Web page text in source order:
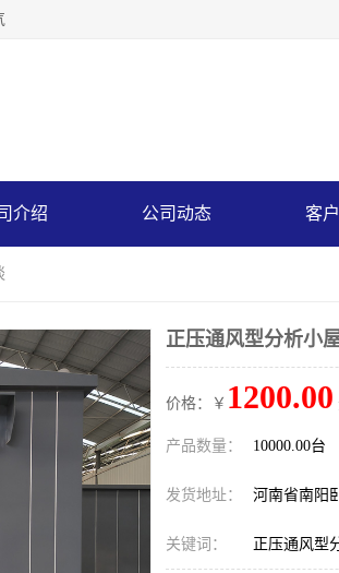
介绍 公司动态 客
正压通风型分析小
价格：￥ 1200.00
产品数量： 10000.00台
发货地址： 河南省南阳
关键词： 正压通风型